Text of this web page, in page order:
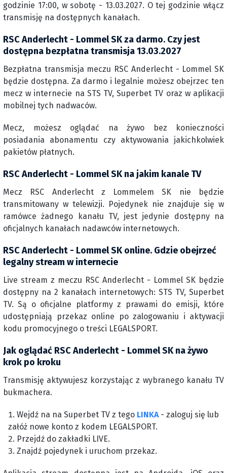
godzinie 17:00, w sobotę - 13.03.2027. O tej godzinie włącz
transmisję na dostępnych kanałach.
RSC Anderlecht - Lommel SK za darmo. Czy jest
dostępna bezpłatna transmisja 13.03.2027
Bezpłatna transmisja meczu RSC Anderlecht - Lommel SK
będzie dostępna. Za darmo i legalnie możesz obejrzec ten
mecz w internecie na STS TV, Superbet TV oraz w aplikacji
mobilnej tych nadwaców.
Mecz, możesz oglądać na żywo bez konieczności
posiadania abonamentu czy aktywowania jakichkolwiek
pakietów płatnych.
RSC Anderlecht - Lommel SK na jakim kanale TV
Mecz RSC Anderlecht z Lommelem SK nie będzie
transmitowany w telewizji. Pojedynek nie znajduje się w
ramówce żadnego kanału TV, jest jedynie dostępny na
oficjalnych kanałach nadawców internetowych.
RSC Anderlecht - Lommel SK online. Gdzie obejrzeć
legalny stream w internecie
Live stream z meczu RSC Anderlecht - Lommel SK będzie
dostępny na 2 kanałach internetowych: STS TV, Superbet
TV. Są o oficjalne platformy z prawami do emisji, które
udostępniają przekaz online po zalogowaniu i aktywacji
kodu promocyjnego o treści LEGALSPORT.
Jak oglądać RSC Anderlecht - Lommel SK na żywo
krok po kroku
Transmisję aktywujesz korzystając z wybranego kanału TV
bukmachera.
Wejdź na na Superbet TV z tego LINKA- zaloguj się lub
załóż nowe konto z kodem LEGALSPORT.
Przejdź do zakładki LIVE.
Znajdź pojedynek i uruchom przekaz.